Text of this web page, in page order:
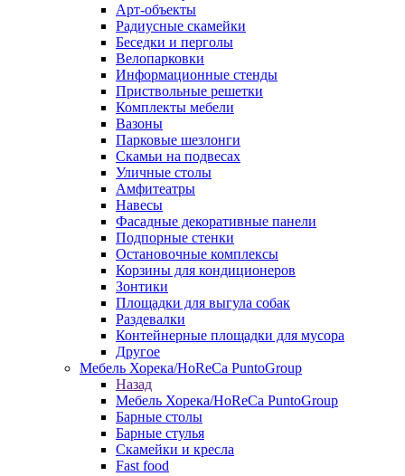
Арт-объекты
Радиусные скамейки
Беседки и перголы
Велопарковки
Информационные стенды
Приствольные решетки
Комплекты мебели
Вазоны
Парковые шезлонги
Скамьи на подвесах
Уличные столы
Амфитеатры
Навесы
Фасадные декоративные панели
Подпорные стенки
Остановочные комплексы
Корзины для кондиционеров
Зонтики
Площадки для выгула собак
Раздевалки
Контейнерные площадки для мусора
Другое
Мебель Хорека/HoReCa PuntoGroup
Назад
Мебель Хорека/HoReCa PuntoGroup
Барные столы
Барные стулья
Скамейки и кресла
Fast food